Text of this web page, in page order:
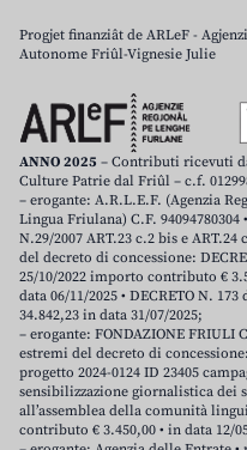
Progjet finanziât de ARLeF -
Autonome Friûl-Vignesie Julie
ANNO 2025 – Contributi ricevuti
Culture Patrie dal Friûl – c.f.
– erogante: A.R.L.E.F. (Agenzia
Lingua Friulana) C.F.
N.29/2007 ART.23 c.2 bis e ART.24
del decreto di concessione:
25/10/2022 importo contributo €
data 06/11/2025 • DECRETO N. 173
34.842,23 in data 31/07/2025;
– erogante: FONDAZIONE FRIULI
estremi del decreto di
progetto 2024-0124 ID 23405
sensibilizzazione giornalistica dei
all’assemblea della comunità
contributo € 3.450,00 • in data 12/